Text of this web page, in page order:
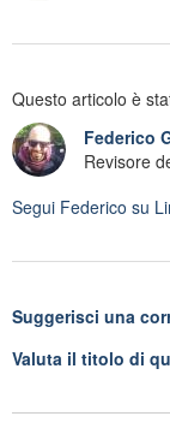
Questo articolo è
Federico
Revisore
Segui Federico su
Suggerisci una
Valuta il titolo di